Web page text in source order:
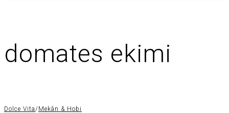
domates ekimi
Dolce Vita /Mekân & Hobi